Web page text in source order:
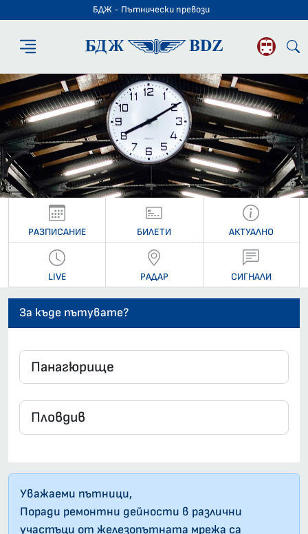
БДЖ - Пътнически превози
БДЖ -
РАЗПИСАНИЕ БИЛЕТИ АКТУАЛНО
LIVE РАДАР СИГНАЛИ
За къде пътувате?
Уважаеми пътници,
Поради ремонтни дейности в различни
участъци от железопътната мрежа са